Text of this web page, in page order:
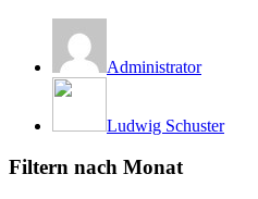
Administrator
Ludwig Schuster
Filtern nach Monat